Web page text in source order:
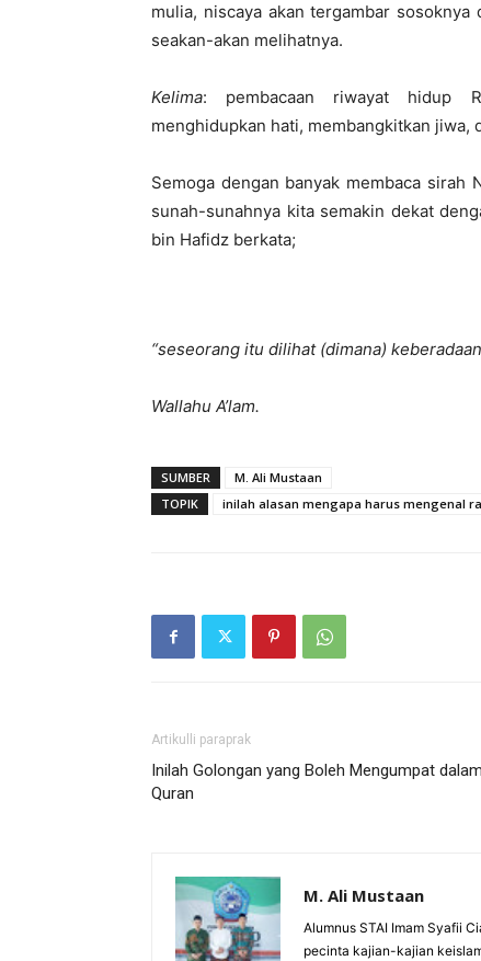
mulia, niscaya akan tergambar
seakan-akan melihatnya.
Kelima: pembacaan riwayat hidup
menghidupkan hati, membangkitkan jiwa,
Semoga dengan banyak membaca sirah
sunah-sunahnya kita semakin dekat
bin Hafidz berkata;
“seseorang itu dilihat (dimana)
Wallahu A’lam.
SUMBER
M. Ali Mustaan
TOPIK
inilah alasan mengapa harus mengenal
Artikulli paraprak
Inilah Golongan yang Boleh Mengumpat
Quran
M. Ali Mustaan
Alumnus STAI Imam Syafii
pecinta kajian-kajian